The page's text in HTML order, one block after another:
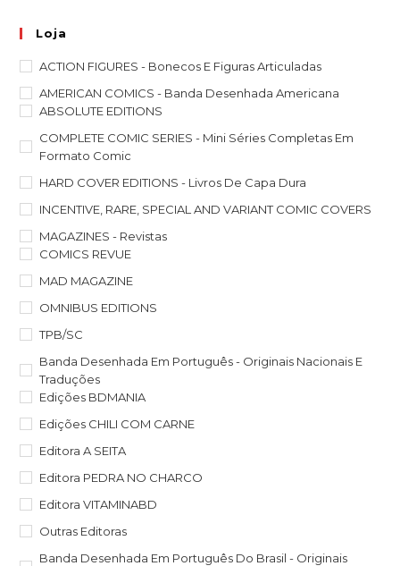
Loja
ACTION FIGURES - Bonecos E Figuras Articuladas
AMERICAN COMICS - Banda Desenhada Americana
ABSOLUTE EDITIONS
COMPLETE COMIC SERIES - Mini Séries Completas Em
Formato Comic
HARD COVER EDITIONS - Livros De Capa Dura
INCENTIVE, RARE, SPECIAL AND VARIANT COMIC COVERS
MAGAZINES - Revistas
COMICS REVUE
MAD MAGAZINE
OMNIBUS EDITIONS
TPB/SC
Banda Desenhada Em Português - Originais Nacionais E
Traduções
Edições BDMANIA
Edições CHILI COM CARNE
Editora A SEITA
Editora PEDRA NO CHARCO
Editora VITAMINABD
Outras Editoras
Banda Desenhada Em Português Do Brasil - Originais